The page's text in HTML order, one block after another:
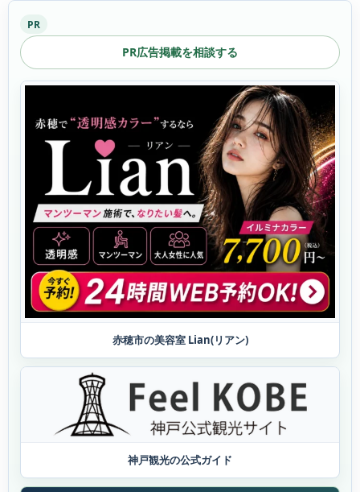
PR
PR広告掲載を相談する
赤穂市の美容室 Lian(リアン)
神戸観光の公式ガイド